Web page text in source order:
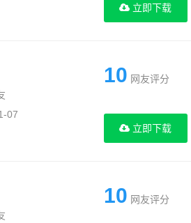
立即下载
07
10 网友评分
立即下载
10 网友评分